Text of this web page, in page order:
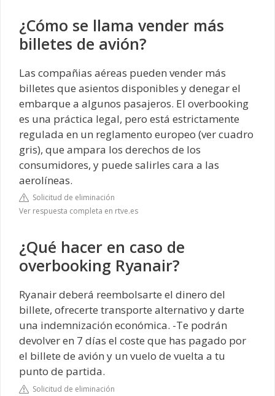
¿Cómo se llama vender más
billetes de avión?
Las compañias aéreas pueden vender más
billetes que asientos disponibles y denegar el
embarque a algunos pasajeros. El overbooking
es una práctica legal, pero está estrictamente
regulada en un reglamento europeo (ver cuadro
gris), que ampara los derechos de los
consumidores, y puede salirles cara a las
aerolíneas.
Solicitud de eliminación
Ver respuesta completa en rtve.es
¿Qué hacer en caso de
overbooking Ryanair?
Ryanair deberá reembolsarte el dinero del
billete, ofrecerte transporte alternativo y darte
una indemnización económica. -Te podrán
devolver en 7 días el coste que has pagado por
el billete de avión y un vuelo de vuelta a tu
punto de partida.
Solicitud de eliminación